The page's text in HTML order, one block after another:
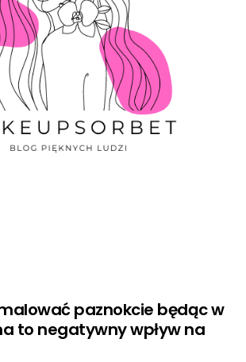
paznokcie będąc w
to negatywny wpływ na